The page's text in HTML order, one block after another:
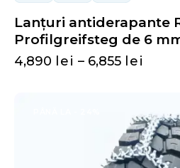
Lanțuri antiderapante
Profilgreifsteg de 6
4,890 lei – 6,855 lei